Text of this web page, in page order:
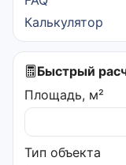
Калькулятор
Быстрый
Площадь, м²
Тип объекта